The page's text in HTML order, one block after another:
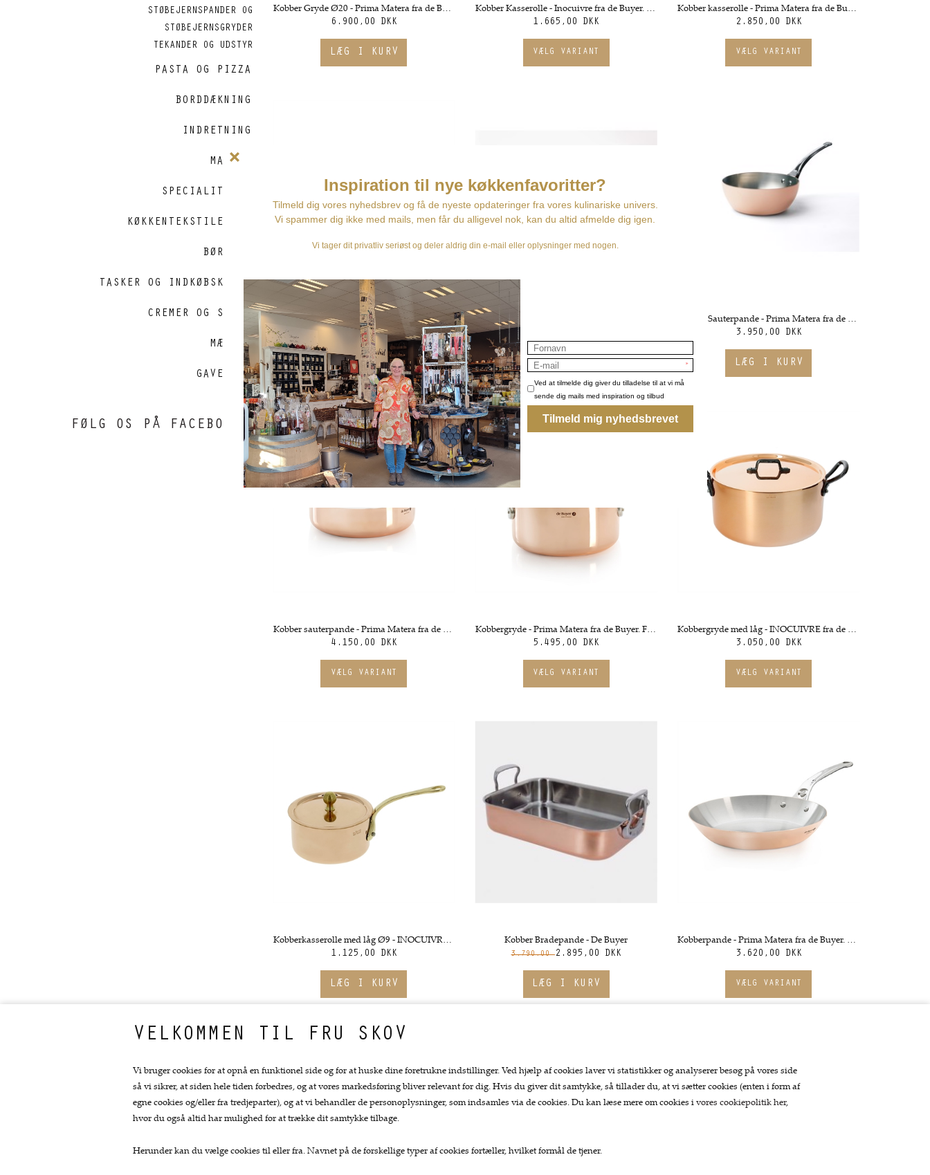
VELKOMMEN TIL FRU SKOV
Vi bruger cookies for at opnå en funktionel side og for at huske dine foretrukne indstillinger. Ved hjælp af cookies laver vi statistikker og analyserer besøg på vores side
så vi sikrer, at siden hele tiden forbedres, og at vores markedsføring bliver relevant for dig. Hvis du giver dit samtykke, så tillader du, at vi sætter cookies (enten i form af
egne cookies og/eller fra tredjeparter), og at vi behandler de personoplysninger, som indsamles via de cookies. Du kan læse mere om cookies i vores cookiepolitik her,
hvor du også altid har mulighed for at trække dit samtykke tilbage.
Herunder kan du vælge cookies til eller fra. Navnet på de forskellige typer af cookies fortæller, hvilket formål de tjener.
STØBEJERNSPANDER OG
STØBEJERNSGRYDER
TEKANDER OG UDSTYR
PASTA OG PIZZA
BORDDÆKNING
INDRETNING
MAILEG
SPECIALITETER
KØKKENTEKSTILER OG
BØRSTER
TASKER OG INDKØBSKURVE
CREMER OG SÆBER
MÆRKER
GAVEKORT
FØLG OS PÅ FACEBOOK
Kobber Gryde Ø20 - Prima Matera fra de Buyer
6.900,00 DKK
Kobber Kasserolle - Inocuivre fra de Buyer. Flere størrelser
1.665,00 DKK
Kobber kasserolle - Prima Matera fra de Buyer. Flere størrelser
2.850,00 DKK
Kobber Pande - Inocuivre fra de Buyer
2.550,00 DKK
Kobber Sauterpande - Prima Matera fra de Buyer
3.950,00 DKK
Kobber sauterpande - Prima Matera fra de Buyer. Flere størrelser
4.150,00 DKK
Kobbergryde - Prima Matera fra de Buyer. Flere størrelser
5.495,00 DKK
Kobbergryde med låg - INOCUIVRE fra de Buyer. Flere størrelser
3.050,00 DKK
Kobberkasserolle med låg Ø9 - INOCUIVRE fra de Buyer.
1.125,00 DKK
Kobber Bradepande - De Buyer
3.790,002.895,00 DKK
Kobberpande - Prima Matera fra de Buyer. Flere størrelser
3.620,00 DKK